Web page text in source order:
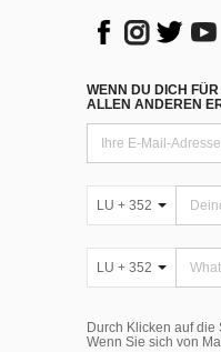
WENN DU DICH
ALLEN ANDEREN
LU + 352
LU + 352
Durch Klicken auf die
Wenn Sie sich von